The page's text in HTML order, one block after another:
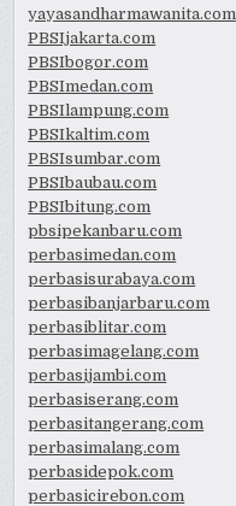
yayasandharmawanita.com
PBSIjakarta.com
PBSIbogor.com
PBSImedan.com
PBSIlampung.com
PBSIkaltim.com
PBSIsumbar.com
PBSIbaubau.com
PBSIbitung.com
pbsipekanbaru.com
perbasimedan.com
perbasisurabaya.com
perbasibanjarbaru.com
perbasiblitar.com
perbasimagelang.com
perbasijambi.com
perbasiserang.com
perbasitangerang.com
perbasimalang.com
perbasidepok.com
perbasicirebon.com